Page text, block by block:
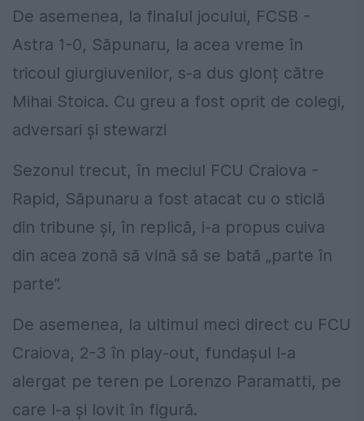
De asemenea, la finalul jocului, FCSB -
Astra 1-0, Săpunaru, la acea vreme în
tricoul giurgiuvenilor, s-a dus glonț către
Mihai Stoica. Cu greu a fost oprit de colegi,
adversari și stewarzi
Sezonul trecut, în meciul FCU Craiova -
Rapid, Săpunaru a fost atacat cu o sticlă
din tribune și, în replică, i-a propus cuiva
din acea zonă să vină să se bată „parte în
parte”.
De asemenea, la ultimul meci direct cu FCU
Craiova, 2-3 în play-out, fundașul l-a
alergat pe teren pe Lorenzo Paramatti, pe
care l-a și lovit în figură.